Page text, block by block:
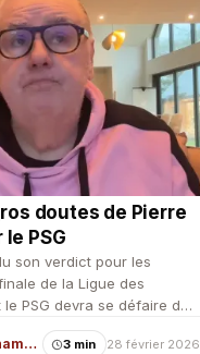
doutes de Pierre
PSG
son verdict pour les
de la Ligue des
le PSG devra se défaire de
poursuivre so…
Ligue des Champions 3 min 28 février 2026